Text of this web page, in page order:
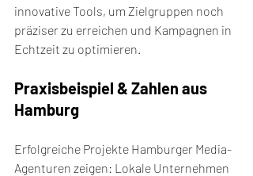
innovative Tools, um Zielgruppen noch
präziser zu erreichen und Kampagnen in
Echtzeit zu optimieren.
Praxisbeispiel & Zahlen aus
Hamburg
Erfolgreiche Projekte Hamburger Media-
Agenturen zeigen: Lokale Unternehmen